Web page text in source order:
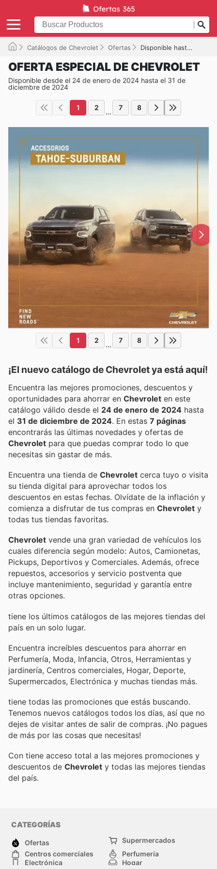
Catálogos de Chevrolet Ofertas Disponible hasta el 31/12/2024
OFERTA ESPECIAL DE CHEVROLET
Disponible desde el 24 de enero de 2024 hasta el 31 de
diciembre de 2024
1 2 ... 7 8
1 2 ... 7 8
¡El nuevo catálogo de Chevroletya está aquí!
Encuentra las mejores promociones, descuentos y
oportunidades para ahorrar en Chevrolet en este
catálogo válido desde el 24 de enero de 2024 hasta
el 31 de diciembre de 2024 . En estas 7 páginas
encontrarás las últimas novedades y ofertas de
Chevrolet para que puedas comprar todo lo que
necesitas sin gastar de más.
Encuentra una tienda de Chevrolet cerca tuyo o visita
su tienda digital para aprovechar todos los
descuentos en estas fechas. Olvídate de la inflación y
comienza a disfrutar de tus compras en Chevrolet y
todas tus tiendas favoritas.
Chevrolet vende una gran variedad de vehículos los
cuales diferencia según modelo: Autos, Camionetas,
Pickups, Deportivos y Comerciales. Además, ofrece
repuestos, accesorios y servicio postventa que
incluye mantenimiento, seguridad y garantía entre
otras opciones.
tiene los últimos catálogos de las mejores tiendas del
país en un solo lugar.
Encuentra increíbles descuentos para ahorrar en
Perfumería, Moda, Infancia, Otros, Herramientas y
jardinería, Centros comerciales, Hogar, Deporte,
Supermercados, Electrónica y muchas tiendas más.
tiene todas las promociones que estás buscando.
Tenemos nuevos catálogos todos los días, así que no
dejes de visitar antes de salir de compras. ¡No pagues
de más por las cosas que necesitas!
Con tiene acceso total a las mejores promociones y
descuentos de Chevrolet y todas las mejores tiendas
del país.
CATEGORÍAS
Ofertas
Supermercados
Centros comerciales
Perfumería
Electrónica
Hogar